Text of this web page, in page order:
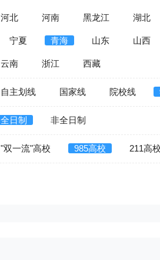
河北 河南 黑龙江 湖北
宁夏 青海 山东 山西
云南 浙江 西藏
自主划线 国家线 院校线
全日制 非全日制
"双一流"高校 985高校 211高